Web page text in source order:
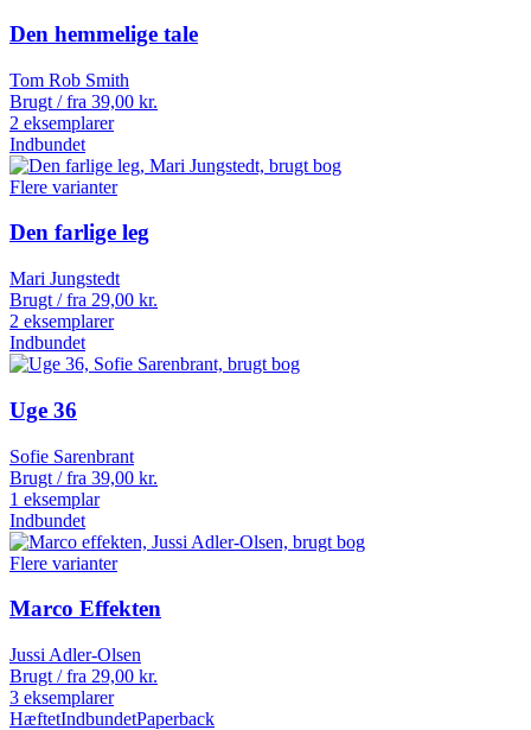
Den hemmelige tale
Tom Rob Smith
Brugt / fra 39,00 kr.
2 eksemplarer
Indbundet
Flere varianter
Den farlige leg
Mari Jungstedt
Brugt / fra 29,00 kr.
2 eksemplarer
Indbundet
Uge 36
Sofie Sarenbrant
Brugt / fra 39,00 kr.
1 eksemplar
Indbundet
Flere varianter
Marco Effekten
Jussi Adler-Olsen
Brugt / fra 29,00 kr.
3 eksemplarer
HæftetIndbundetPaperback